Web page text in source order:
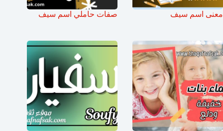
معنى اسم سيف صفات حاملي اسم سيف